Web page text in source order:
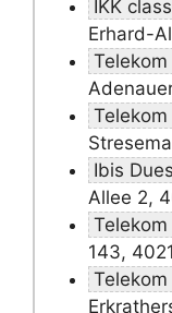
IKK
Erhard-
Ibis
Allee 2,
143,